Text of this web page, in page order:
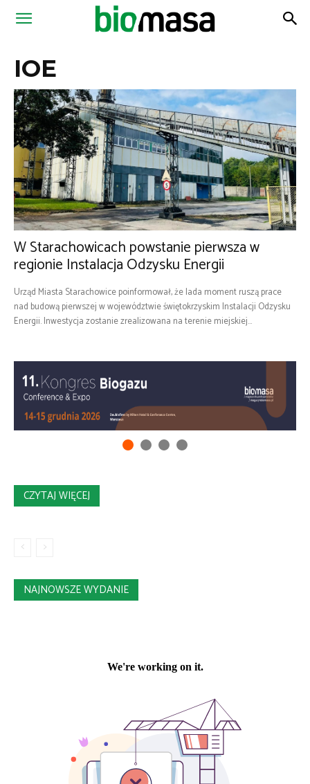
Magazyn
IOE
W Starachowicach powstanie pierwsza w
regionie Instalacja Odzysku Energii
Urząd Miasta Starachowice poinformował, że lada moment ruszą prace
nad budową pierwszej w województwie świętokrzyskim Instalacji Odzysku
Energii. Inwestycja zostanie zrealizowana na terenie miejskiej...
CZYTAJ WIĘCEJ
NAJNOWSZE WYDANIE